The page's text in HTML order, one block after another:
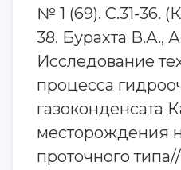
№ 1 (69). С.31-36.
38. Бурахта В.А.,
Исследование
процесса
газоконденсата
месторождения
проточного